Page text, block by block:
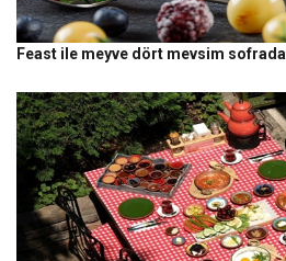
Feast ile meyve dört mevsim sofrada